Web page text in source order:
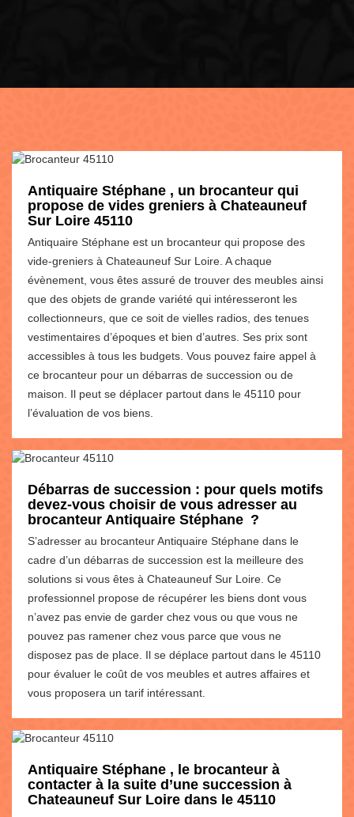
Antiquaire Stéphane , un brocanteur qui
propose de vides greniers à Chateauneuf
Sur Loire 45110
Antiquaire Stéphane est un brocanteur qui propose des
vide-greniers à Chateauneuf Sur Loire. A chaque
évènement, vous êtes assuré de trouver des meubles ainsi
que des objets de grande variété qui intéresseront les
collectionneurs, que ce soit de vielles radios, des tenues
vestimentaires d’époques et bien d’autres. Ses prix sont
accessibles à tous les budgets. Vous pouvez faire appel à
ce brocanteur pour un débarras de succession ou de
maison. Il peut se déplacer partout dans le 45110 pour
l’évaluation de vos biens.
Débarras de succession : pour quels motifs
devez-vous choisir de vous adresser au
brocanteur Antiquaire Stéphane ?
S’adresser au brocanteur Antiquaire Stéphane dans le
cadre d’un débarras de succession est la meilleure des
solutions si vous êtes à Chateauneuf Sur Loire. Ce
professionnel propose de récupérer les biens dont vous
n’avez pas envie de garder chez vous ou que vous ne
pouvez pas ramener chez vous parce que vous ne
disposez pas de place. Il se déplace partout dans le 45110
pour évaluer le coût de vos meubles et autres affaires et
vous proposera un tarif intéressant.
Antiquaire Stéphane , le brocanteur à
contacter à la suite d’une succession à
Chateauneuf Sur Loire dans le 45110